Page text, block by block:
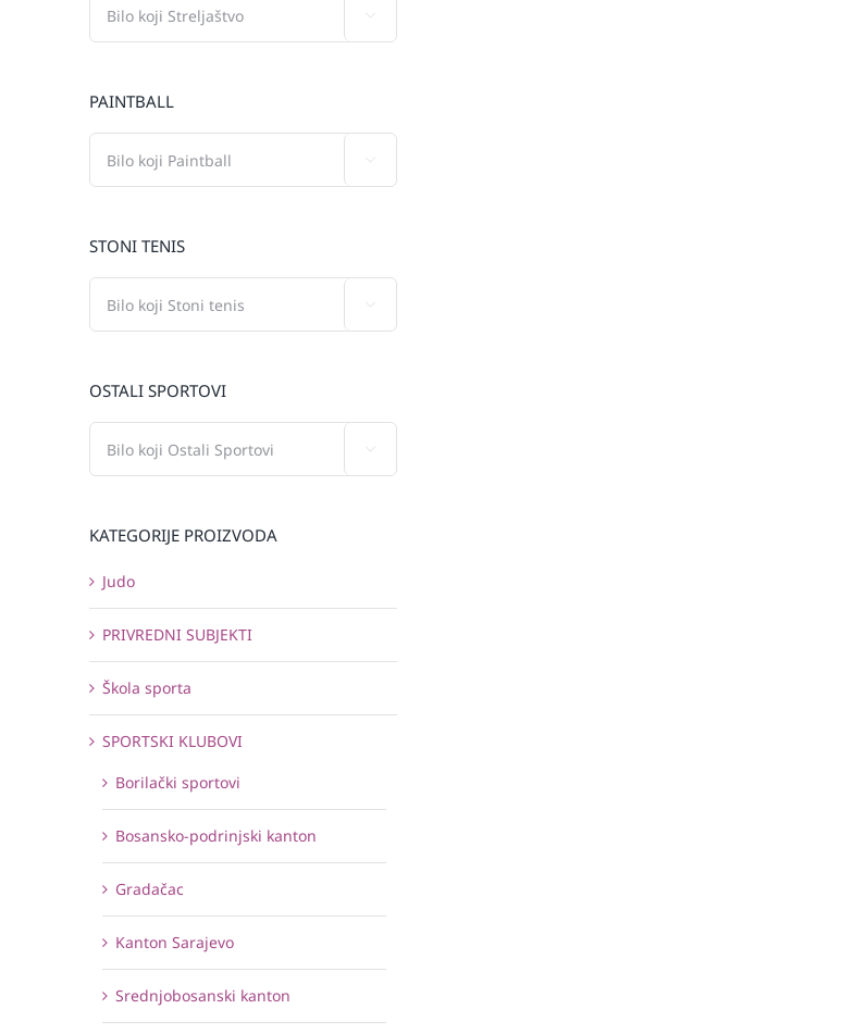
PAINTBALL
STONI TENIS
OSTALI SPORTOVI
KATEGORIJE PROIZVODA
Judo
PRIVREDNI SUBJEKTI
Škola sporta
SPORTSKI KLUBOVI
Borilački sportovi
Bosansko-podrinjski kanton
Gradačac
Kanton Sarajevo
Srednjobosanski kanton